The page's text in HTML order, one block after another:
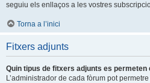
seguiu els enllaços a les vostres
Torna a l’inici
Fitxers adjunts
Quin tipus de fitxers adjunts es permeten
L’administrador de cada fòrum pot